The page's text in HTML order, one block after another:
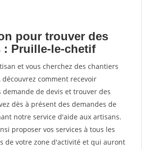
pour trouver des
: Pruille-le-chetif
et vous cherchez des chantiers
comment recevoir
de devis et trouver des
dès à présent des demandes de
notre service d'aide aux artisans.
proposer vos services à tous les
de votre zone d'activité et qui auront